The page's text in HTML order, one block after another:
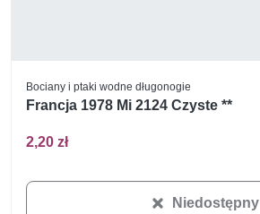
Bociany i ptaki wodne długonogie
Francja 1978 Mi 2124 Czyste **
2,20 zł
Niedostępny